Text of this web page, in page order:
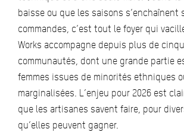
baisse ou que les saisons s’enchaînent
commandes, c’est tout le foyer qui
Works accompagne depuis plus de
communautés, dont une grande partie
femmes issues de minorités ethniques
marginalisées. L’enjeu pour 2026 est
que les artisanes savent faire, pour
qu’elles peuvent gagner.